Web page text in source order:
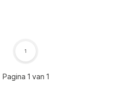
Pagina 1 van 1
1